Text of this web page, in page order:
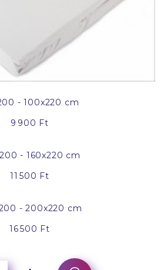
- 100x220 cm
9 900 Ft
- 160x220 cm
11 500 Ft
- 200x220 cm
16 500 Ft